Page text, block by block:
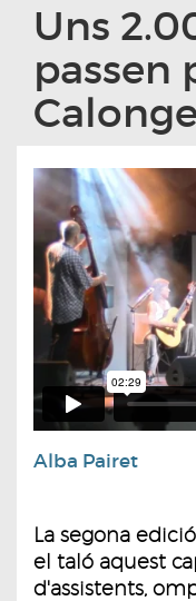
Uns
passen
Calonge
Alba Pairet
La segona
el taló aquest
d'assistents,